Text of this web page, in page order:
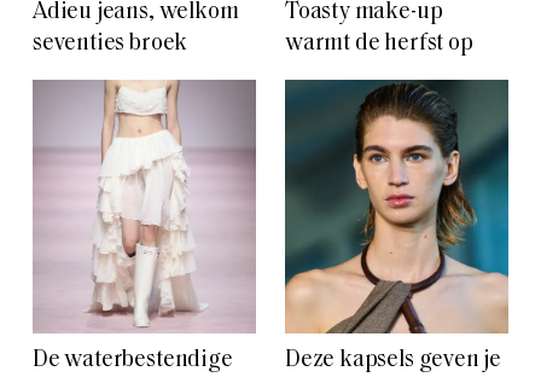
Adieu jeans, welkom
seventies broek
Toasty make-up
warmt de herfst op
De waterbestendige
Deze kapsels geven je